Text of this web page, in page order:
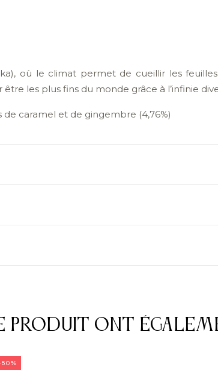
où le climat permet de cueillir les
les plus fins du monde grâce à l’infinie
de caramel et de gingembre (4,76%)
produit ont